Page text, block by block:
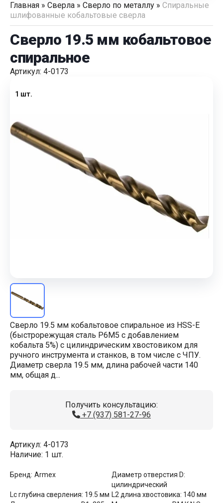
Главная » Сверла » Сверло по металлу » Спиральные
шлифованные кобальтовые сверла
Сверло 19.5 мм кобальтовое
спиральное
Артикул: 4-0173
1 шт.
Сверло 19.5 мм кобальтовое спиральное из HSS-E
(быстрорежущая сталь Р6М5 с добавлением
кобальта 5%) с цилиндрическим хвостовиком для
ручного инструмента и станков, в том числе с ЧПУ.
Диаметр сверла 19.5 мм, длина рабочей части 140
мм, общая д...
Получить консультацию:
+7 (937) 581-27-96
Артикул: 4-0173
Наличие: 1 шт.
Бренд: Armex
Диаметр отверстия D:
цилиндрический
Lс глубина сверления: 19.5 мм L2 длина хвостовика: 140 мм